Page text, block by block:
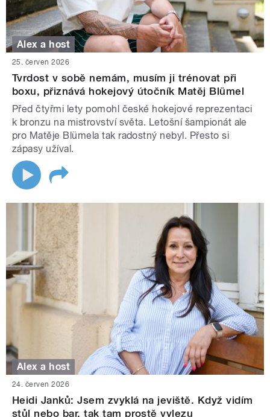
Alex a host
25. červen 2026
Tvrdost v sobě nemám, musím ji trénovat při
boxu, přiznává hokejový útočník Matěj Blümel
Před čtyřmi lety pomohl české hokejové reprezentaci
k bronzu na mistrovství světa. Letošní šampionát ale
pro Matěje Blümela tak radostný nebyl. Přesto si
zápasy užíval.
Alex a host
24. červen 2026
Heidi Janků: Jsem zvyklá na jeviště. Když vidím
stůl nebo bar, tak tam prostě vylezu